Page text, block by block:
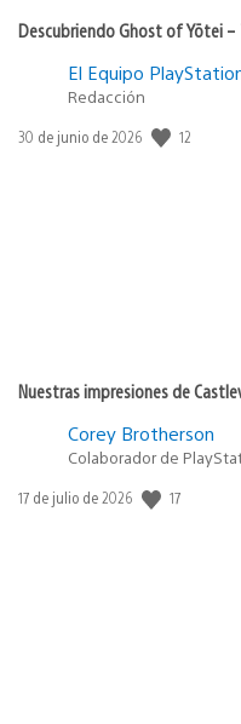
Descubriendo Ghost of Yōtei
El Equipo
Redacción
Fecha
30 de junio de 2026 12
Nuestras impresiones de
Corey Brotherson
Colaborador de
Fecha
17 de julio de 2026 17